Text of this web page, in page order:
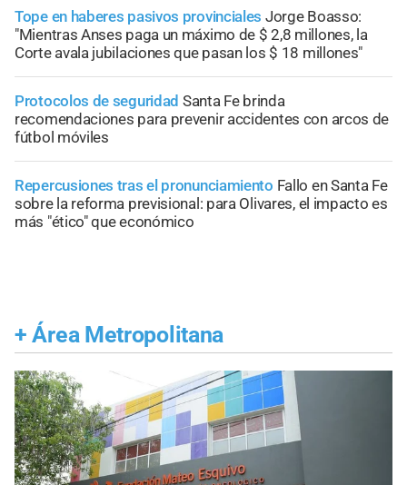
Tope en haberes pasivos provinciales Jorge Boasso:
"Mientras Anses paga un máximo de $ 2,8 millones, la
Corte avala jubilaciones que pasan los $ 18 millones"
Protocolos de seguridad Santa Fe brinda
recomendaciones para prevenir accidentes con arcos de
fútbol móviles
Repercusiones tras el pronunciamiento Fallo en Santa Fe
sobre la reforma previsional: para Olivares, el impacto es
más "ético" que económico
+ Área Metropolitana